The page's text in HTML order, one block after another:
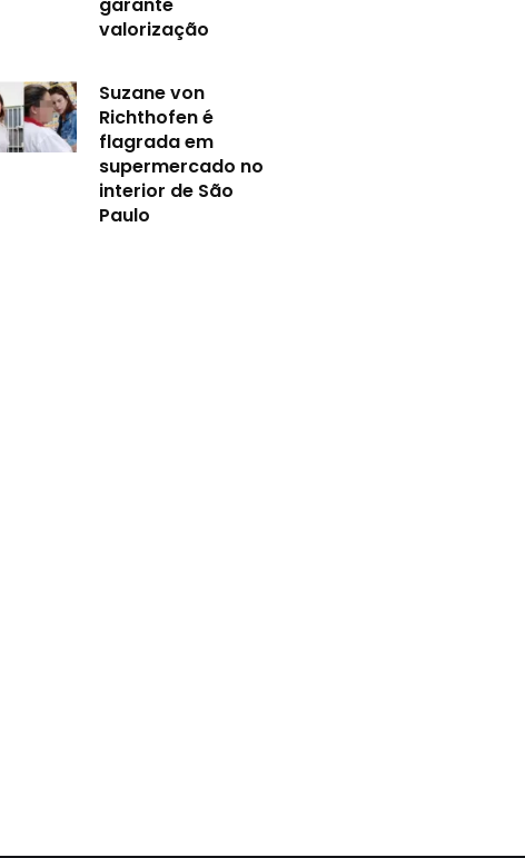
garante
valorização
Suzane von
Richthofen é
flagrada em
supermercado no
interior de São
Paulo